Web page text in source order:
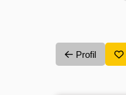
Profil